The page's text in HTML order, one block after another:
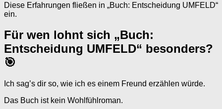
Diese Erfahrungen fließen in „Buch: Entscheidung UMFELD“
ein.
Für wen lohnt sich „Buch:
Entscheidung UMFELD“ besonders?
🎯
Ich sag’s dir so, wie ich es einem Freund erzählen würde.
Das Buch ist kein Wohlfühlroman.